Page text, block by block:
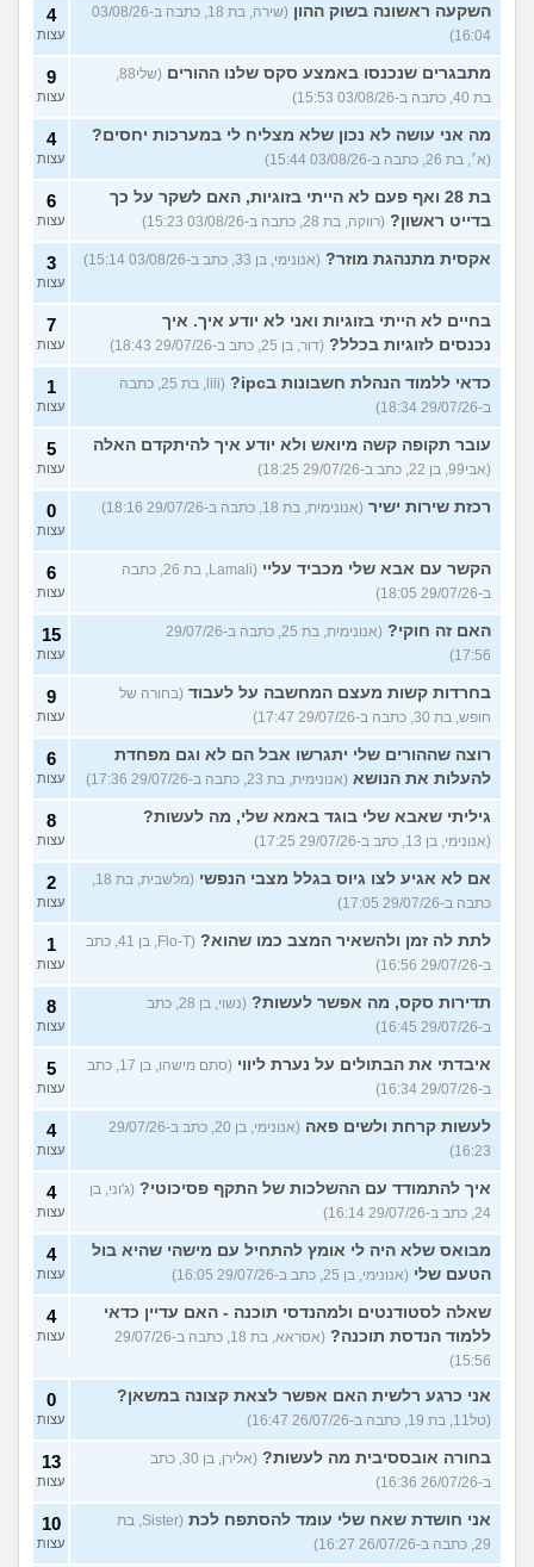
השקעה ראשונה בשוק ההון
(שירה, בת 18, כתבה ב-03/08/26
16:04)
4
עצות
מתבגרים שנכנסו באמצע סקס שלנו ההורים
(שלי88,
בת 40, כתבה ב-03/08/26 15:53)
9
עצות
מה אני עושה לא נכון שלא מצליח לי במערכות יחסים?
(א׳, בת 26, כתבה ב-03/08/26 15:44)
4
עצות
בת 28 ואף פעם לא הייתי בזוגיות, האם לשקר על כך
בדייט ראשון? (רווקה, בת 28, כתבה ב-03/08/26 15:23)
6
עצות
אקסית מתנהגת מוזר? (אנונימי, בן 33, כתב ב-03/08/26 15:14) 3
עצות
בחיים לא הייתי בזוגיות ואני לא יודע איך. איך
נכנסים לזוגיות בכלל? (דור, בן 25, כתב ב-29/07/26 18:43)
7
עצות
כדאי ללמוד הנהלת חשבונות בipc?
(lili, בת 25, כתבה
ב-29/07/26 18:34)
1
עצות
עובר תקופה קשה מיואש ולא יודע איך להיתקדם האלה
(אבי99, בן 22, כתב ב-29/07/26 18:25)
5
עצות
רכזת שירות ישיר (אנונימית, בת 18, כתבה ב-29/07/26 18:16) 0
עצות
הקשר עם אבא שלי מכביד עליי
(Lamali, בת 26, כתבה
ב-29/07/26 18:05)
6
עצות
האם זה חוקי?
(אנונימית, בת 25, כתבה ב-29/07/26
17:56)
15
עצות
בחרדות קשות מעצם המחשבה על לעבוד (בחורה של
חופש, בת 30, כתבה ב-29/07/26 17:47)
9
עצות
רוצה שההורים שלי יתגרשו אבל הם לא וגם מפחדת
להעלות את הנושא (אנונימית, בת 23, כתבה ב-29/07/26 17:36)
6
עצות
גיליתי שאבא שלי בוגד באמא שלי, מה לעשות?
(אנונימי, בן 13, כתב ב-29/07/26 17:25)
8
עצות
אם לא אגיע לצו גיוס בגלל מצבי הנפשי
(מלשבית, בת 18,
כתבה ב-29/07/26 17:05)
2
עצות
לתת לה זמן ולהשאיר המצב כמו שהוא?
(Flo-T, בן 41, כתב
ב-29/07/26 16:56)
1
עצות
תדירות סקס, מה אפשר לעשות?
(נשוי, בן 28, כתב
ב-29/07/26 16:45)
8
עצות
איבדתי את הבתולים על נערת ליווי
(סתם מישהו, בן 17, כתב
ב-29/07/26 16:34)
5
עצות
לעשות קרחת ולשים פאה
(אנונימי, בן 20, כתב ב-29/07/26
16:23)
4
עצות
איך להתמודד עם ההשלכות של התקף פסיכוטי? (ג'וני, בן
24, כתב ב-29/07/26 16:14)
4
עצות
מבואס שלא היה לי אומץ להתחיל עם מישהי שהיא בול
הטעם שלי (אנונימי, בן 25, כתב ב-29/07/26 16:05)
4
עצות
שאלה לסטודנטים ולמהנדסי תוכנה - האם עדיין כדאי
ללמוד הנדסת תוכנה?
(אסראא, בת 18, כתבה ב-29/07/26
15:56)
4
עצות
אני כרגע רלשית האם אפשר לצאת קצונה במשאן?
(טל11, בת 19, כתבה ב-26/07/26 16:47)
0
עצות
בחורה אובססיבית מה לעשות?
(אלירן, בן 30, כתב
ב-26/07/26 16:36)
13
עצות
אני חושדת שאח שלי עומד להסתפח לכת
(Sister, בת
29, כתבה ב-26/07/26 16:27)
10
עצות